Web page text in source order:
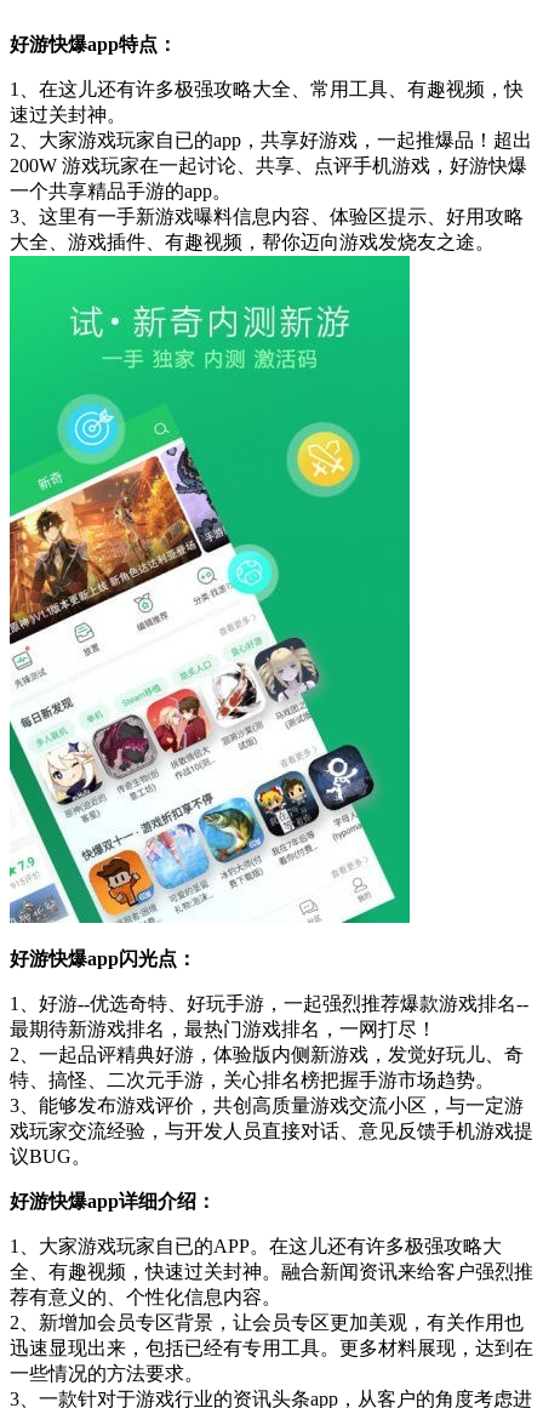
好游快爆app特点：
1、在这儿还有许多极强攻略大全、常用工具、有趣视频，快
速过关封神。
2、大家游戏玩家自已的app，共享好游戏，一起推爆品！超出
200W 游戏玩家在一起讨论、共享、点评手机游戏，好游快爆
一个共享精品手游的app。
3、这里有一手新游戏曝料信息内容、体验区提示、好用攻略
大全、游戏插件、有趣视频，帮你迈向游戏发烧友之途。
好游快爆app闪光点：
1、好游--优选奇特、好玩手游，一起强烈推荐爆款游戏排名--
最期待新游戏排名，最热门游戏排名，一网打尽！
2、一起品评精典好游，体验版内侧新游戏，发觉好玩儿、奇
特、搞怪、二次元手游，关心排名榜把握手游市场趋势。
3、能够发布游戏评价，共创高质量游戏交流小区，与一定游
戏玩家交流经验，与开发人员直接对话、意见反馈手机游戏提
议BUG。
好游快爆app详细介绍：
1、大家游戏玩家自已的APP。在这儿还有许多极强攻略大
全、有趣视频，快速过关封神。融合新闻资讯来给客户强烈推
荐有意义的、个性化信息内容。
2、新增加会员专区背景，让会员专区更加美观，有关作用也
迅速显现出来，包括已经有专用工具。更多材料展现，达到在
一些情况的方法要求。
3、一款针对于游戏行业的资讯头条app，从客户的角度考虑进